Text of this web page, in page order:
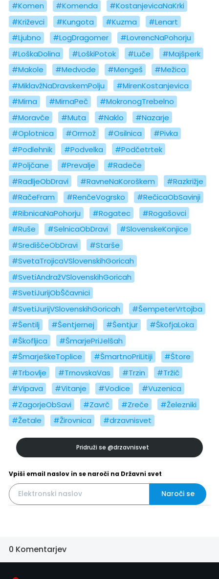
#Komen
#Komenda
#KostanjevicaNaKrki
#Križevci
#Kungota #Kuzma
#Lenart
#Ljubno
#LogDragomer
#LovrencNaPohorju
#LoškaDolina
#LoškiPotok #Luče
#Majšperk
#Makole
#Medvode #Mengeš
#Mežica
#MiklavžNaDravskemPolju
#MirenKostanjevica
#Mirna
#MirnaPeč
#MokronogTrebelno
#Moravče
#Muta #Naklo
#Nazarje
#Oplotnica
#Ormož #Osilnica
#Pivka
#Podlehnik
#Podvelka
#Podčetrtek
#Poljčane
#Prevalje
#Radeče
#RadljeObDravi
#RavneNaKoroškem
#Razkrižje
#RačeFram
#RenčeVogrsko
#RečicaObSavinji
#RibnicaNaPohorju
#Rogatec
#Rogašovci
#Ruše
#SelnicaObDravi
#SlovenskeKonjice
#SrediščeObDravi
#Starše
#SvetaTrojicaVSlovenskihGoricah
#SvetiAndražVSlovenskihGoricah
#SvetiJurijObŠčavnici
#SvetiJurijVSlovenskihGoricah
#ŠempeterVrtojba
#Šentilj
#Šentjernej #Šentjur
#ŠkofjaLoka
#Škofljica
#ŠmarjePriJelšah
#ŠmarješkeToplice
#ŠmartnoPriLitiji
#Štore
#Trbovlje
#TrnovskaVas #Trzin
#Tržič
#Vipava
#Vitanje #Vodice
#Vuzenica
#ZagorjeObSavi
#Zavrč #Zreče
#Železniki
#Žetale
#Žirovnica #drzavnisvet
Pridruži se @drzavnisvet
Vpiši email naslov in se naroči na Državni svet
Naroči se
0 Komentarjev